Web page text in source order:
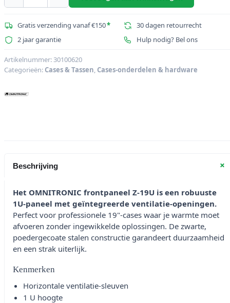
Z-
19U-
+
ventilatie
Gratis verzending vanaf €150*
30 dagen retourrecht
2 jaar garantie
Hulp nodig? Bel ons
Artikelnummer:30100620
Categorieën: Cases & Tassen, Cases-onderdelen & hardware
Beschrijving +
Het OMNITRONIC frontpaneel Z-19U is een robuuste
1U-paneel met geïntegreerde ventilatie-openingen.
Perfect voor professionele 19"-cases waar je warmte moet
afvoeren zonder ingewikkelde oplossingen. De zwarte,
poedergecoate stalen constructie garandeert duurzaamheid
en een strak uiterlijk.
Kenmerken
Horizontale ventilatie-sleuven
1 U hoogte